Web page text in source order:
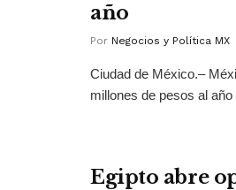
año
Por Negocios y Política MX
Ciudad de México.–
millones de pesos al
Egipto abre